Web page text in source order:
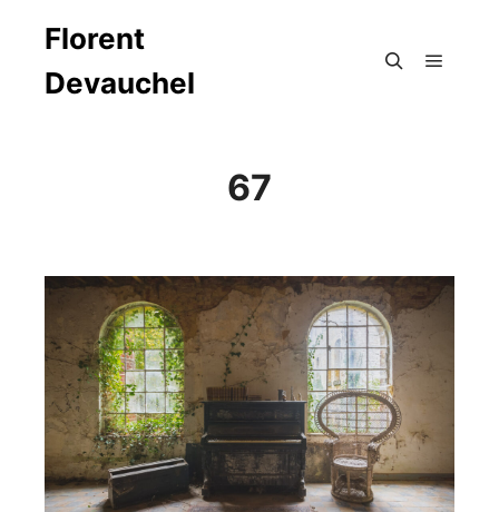
Florent
Devauchel
67